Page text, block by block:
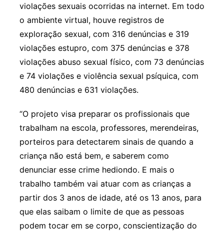
violações sexuais ocorridas na internet. Em todo
o ambiente virtual, houve registros de
exploração sexual, com 316 denúncias e 319
violações estupro, com 375 denúncias e 378
violações abuso sexual físico, com 73 denúncias
e 74 violações e violência sexual psíquica, com
480 denúncias e 631 violações.
“O projeto visa preparar os profissionais que
trabalham na escola, professores, merendeiras,
porteiros para detectarem sinais de quando a
criança não está bem, e saberem como
denunciar esse crime hediondo. E mais o
trabalho também vai atuar com as crianças a
partir dos 3 anos de idade, até os 13 anos, para
que elas saibam o limite de que as pessoas
podem tocar em se corpo, conscientização do